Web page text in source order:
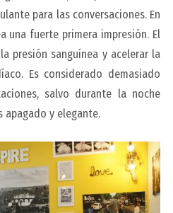
para las conversaciones. En
una fuerte primera impresión. El
presión sanguínea y acelerar la
Es considerado demasiado
salvo durante la noche
apagado y elegante.